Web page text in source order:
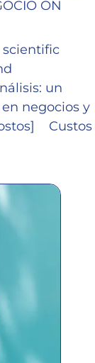
ON
scientific
un
negocios y
Custos